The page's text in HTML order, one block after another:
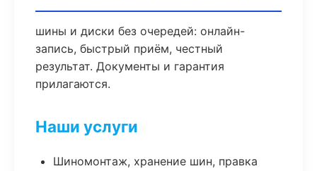
шины и диски без очередей: онлайн-
запись, быстрый приём, честный
результат. Документы и гарантия
прилагаются.
Наши услуги
Шиномонтаж, хранение шин, правка